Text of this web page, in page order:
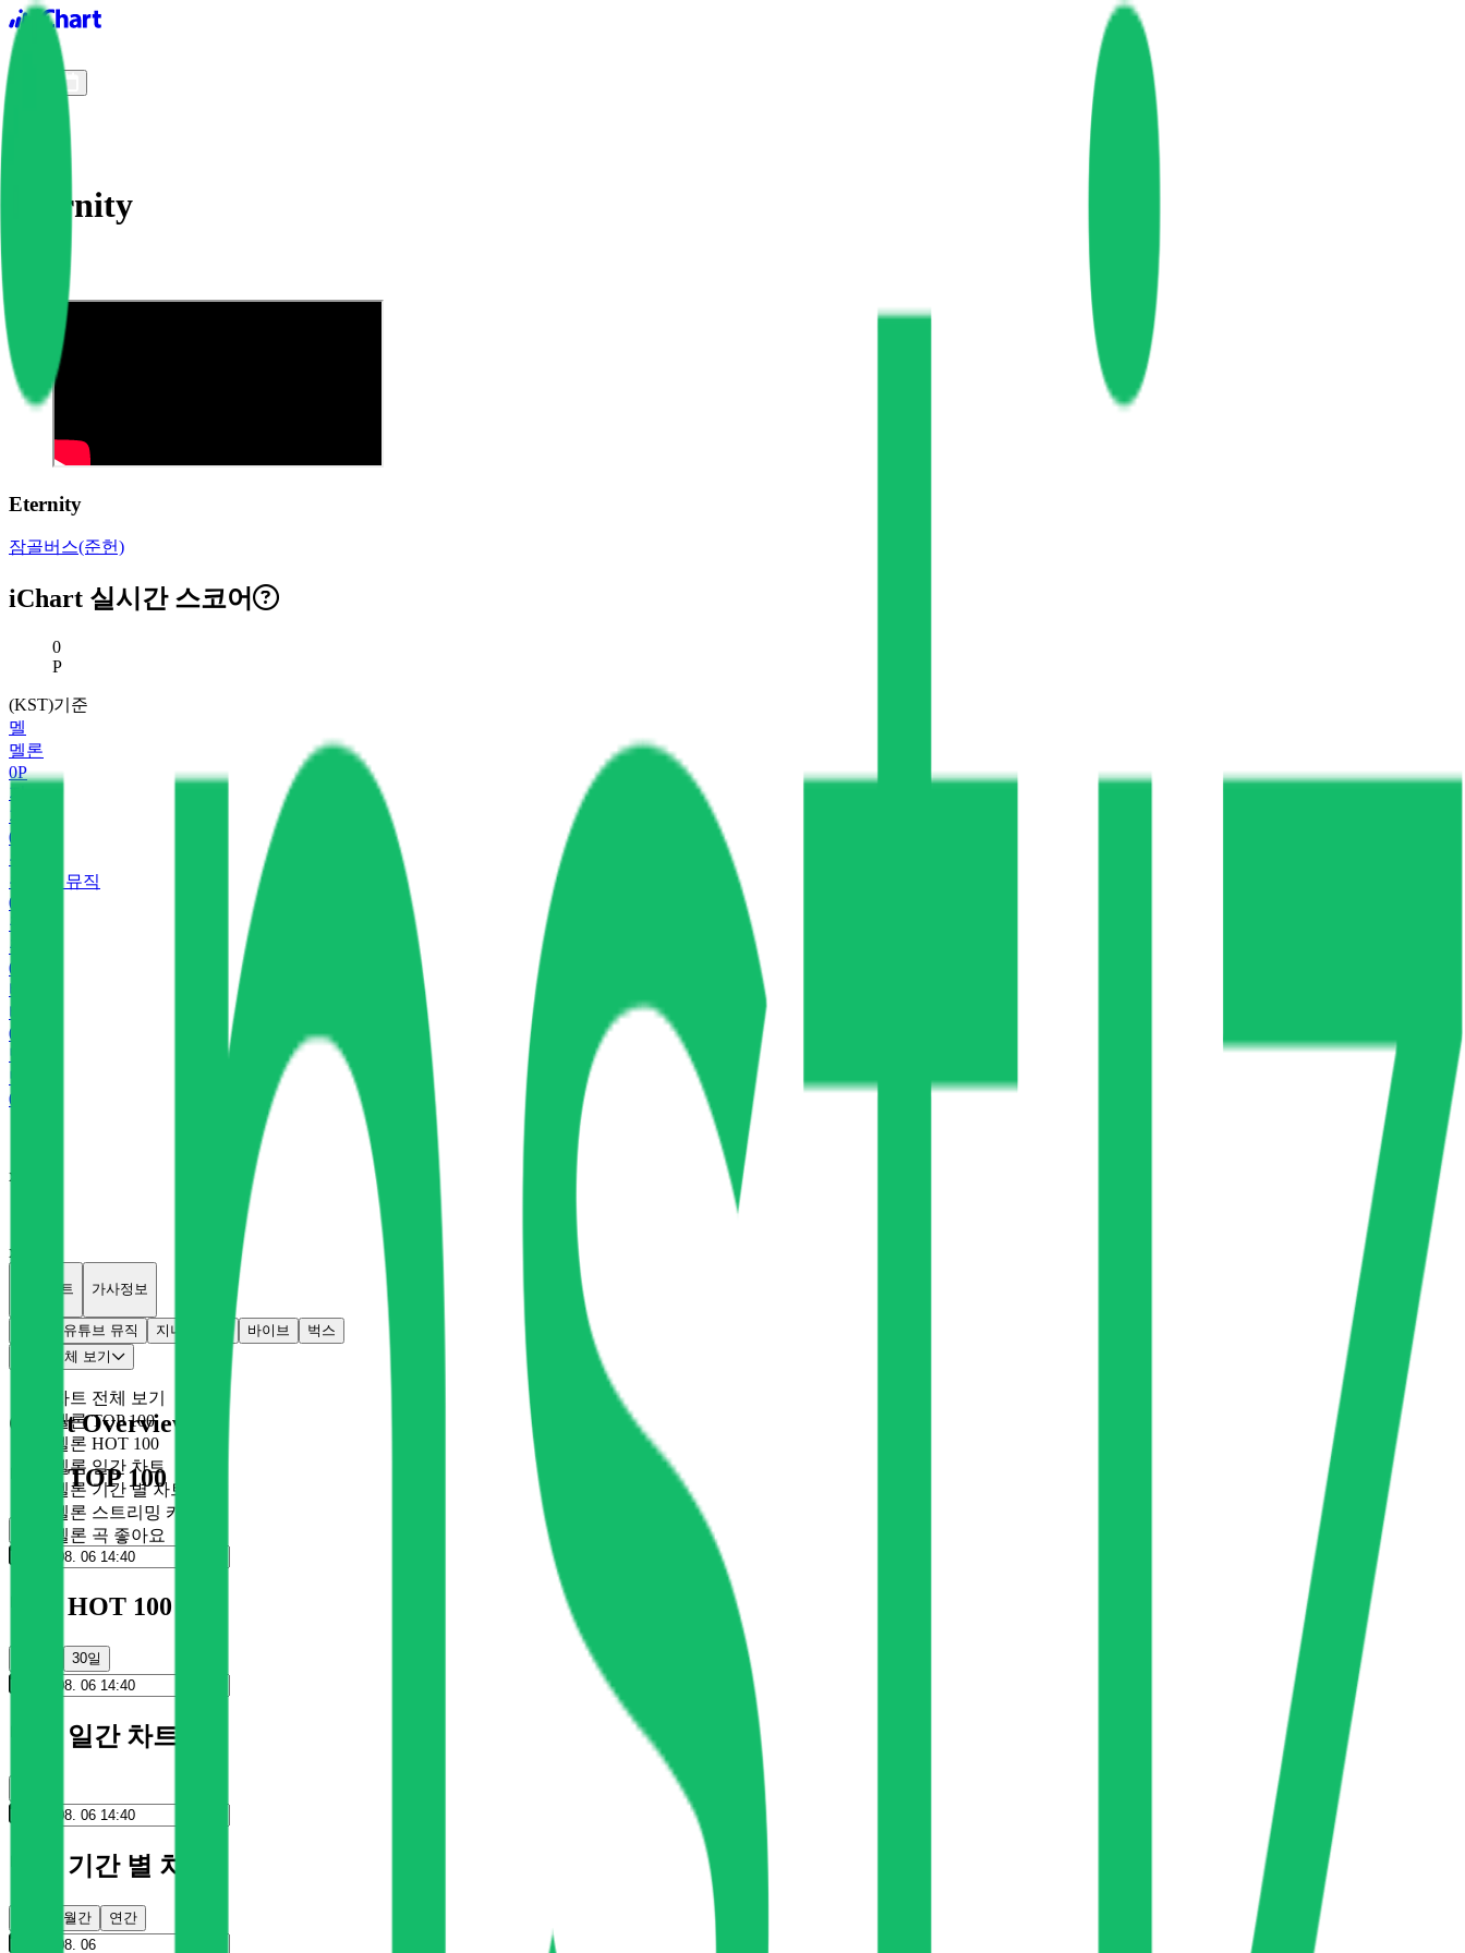
iChart logo
Eternity
Eternity
잠골버스(준헌)
iChart 실시간 스코어
현재 스코어
0
P
(KST)기준
멜
멜론
0P
지
지니
0
유
유튜브 뮤직
0
플
플로
0
바
바이브
0
벅
벅스
0
x
x
개별차트 가사정보
유튜브 뮤직 지니 바이브
벅스
차트 전체 보기
차트 전체 보기
멜론 TOP 100
멜론 HOT 100
멜론 일간 차트
멜론 기간 별 차트
멜론 스트리밍 카드
멜론 곡 좋아요
Chart Overview
멜론 TOP 100
멜론 HOT 100
30일
멜론 일간 차트
멜론 기간 별 차트
월간 연간